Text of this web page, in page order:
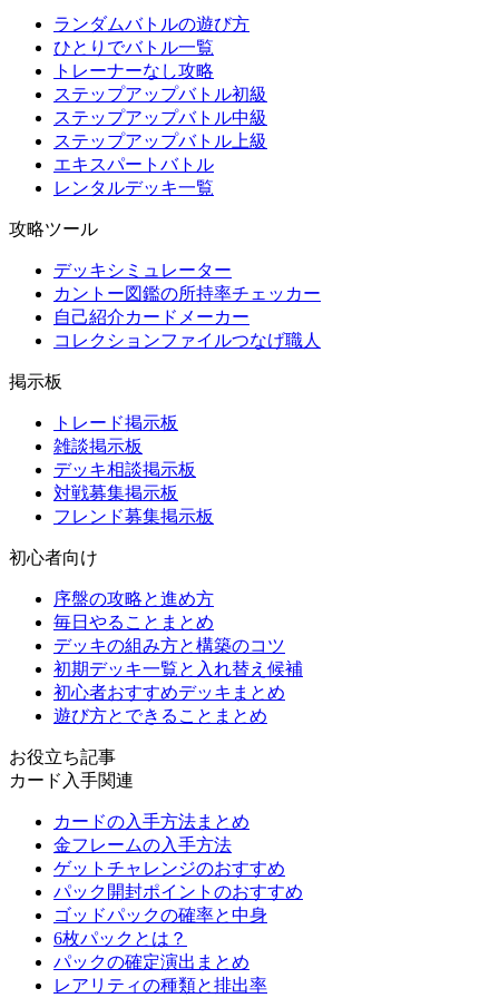
ランダムバトルの遊び方
ひとりでバトル一覧
トレーナーなし攻略
ステップアップバトル初級
ステップアップバトル中級
ステップアップバトル上級
エキスパートバトル
レンタルデッキ一覧
攻略ツール
デッキシミュレーター
カントー図鑑の所持率チェッカー
自己紹介カードメーカー
コレクションファイルつなげ職人
掲示板
トレード掲示板
雑談掲示板
デッキ相談掲示板
対戦募集掲示板
フレンド募集掲示板
初心者向け
序盤の攻略と進め方
毎日やることまとめ
デッキの組み方と構築のコツ
初期デッキ一覧と入れ替え候補
初心者おすすめデッキまとめ
遊び方とできることまとめ
お役立ち記事
カード入手関連
カードの入手方法まとめ
金フレームの入手方法
ゲットチャレンジのおすすめ
パック開封ポイントのおすすめ
ゴッドパックの確率と中身
6枚パックとは？
パックの確定演出まとめ
レアリティの種類と排出率